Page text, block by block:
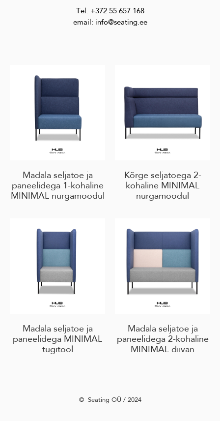
Tel. +372 55 657 168
email: info@seating.ee
Madala seljatoe ja
paneelidega 1-kohaline
MINIMAL nurgamoodul
Kõrge seljatoega 2-
kohaline MINIMAL
nurgamoodul
Madala seljatoe ja
paneelidega MINIMAL
tugitool
Madala seljatoe ja
paneelidega 2-kohaline
MINIMAL diivan
©️ Seating OÜ / 2024